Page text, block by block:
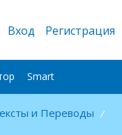
и Переводы /
Вход Регистрация
Smart